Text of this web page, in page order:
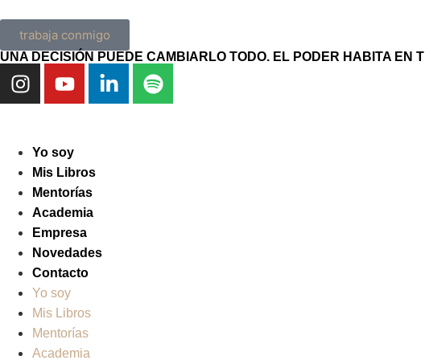
trabaja conmigo
UNA DECISIÓN PUEDE CAMBIARLO TODO. EL PODER HABITA EN TI
Yo soy
Mis Libros
Mentorías
Academia
Empresa
Novedades
Contacto
Yo soy
Mis Libros
Mentorías
Academia